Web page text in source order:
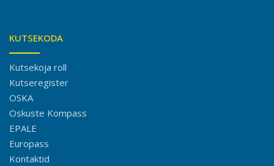
KUTSEKODA
Kutsekoja roll
Kutseregister
OSKA
Oskuste Kompass
EPALE
Europass
Kontaktid